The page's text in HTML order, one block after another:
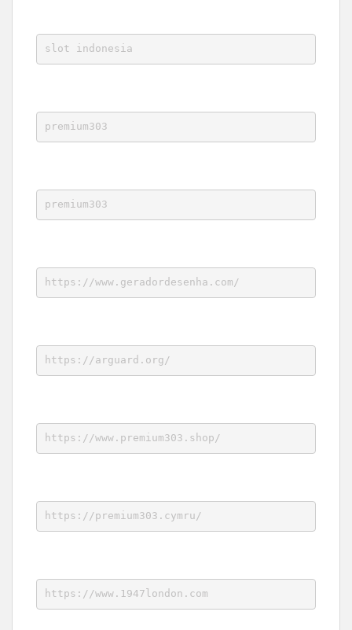
slot indonesia
premium303
premium303
https://www.geradordesenha.com/
https://arguard.org/
https://www.premium303.shop/
https://premium303.cymru/
https://www.1947london.com